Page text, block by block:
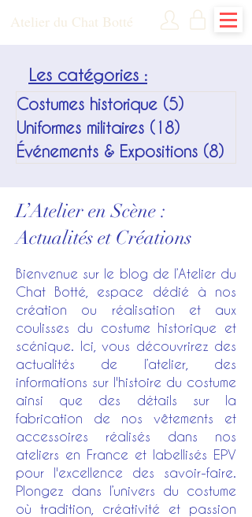
Atelier du Chat Botté
Les catégories :
Costumes historique (5)
Uniformes militaires (18)
Événements & Expositions (8)
L’Atelier en Scène :
Actualités et Créations
Bienvenue sur le blog de l’Atelier du
Chat Botté, espace dédié à nos
création ou réalisation et aux
coulisses du costume historique et
scénique. Ici, vous découvrirez des
actualités de l’atelier, des
informations sur l'histoire du costume
ainsi que des détails sur la
fabrication de nos vêtements et
accessoires réalisés dans nos
ateliers en France et labellisés EPV
pour l'excellence des savoir-faire.
Plongez dans l’univers du costume
où tradition, créativité et passion